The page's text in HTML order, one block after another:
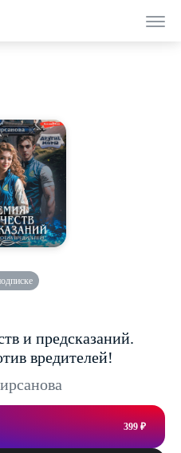
и предсказаний.
вредителей!
399 ₽